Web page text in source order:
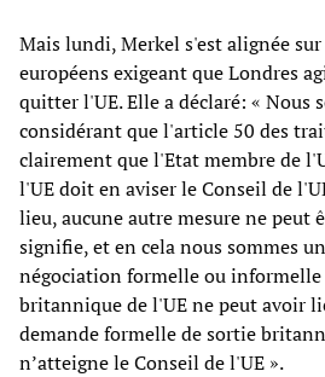
Mais lundi, Merkel s'est alignée
européens exigeant que Londres
quitter l'UE. Elle a déclaré: « Nous
considérant que l'article 50 des
clairement que l'Etat membre de
l'UE doit en aviser le Conseil de
lieu, aucune autre mesure ne peut
signifie, et en cela nous sommes
négociation formelle ou
britannique de l'UE ne peut avoir
demande formelle de sortie
n’atteigne le Conseil de l'UE ».